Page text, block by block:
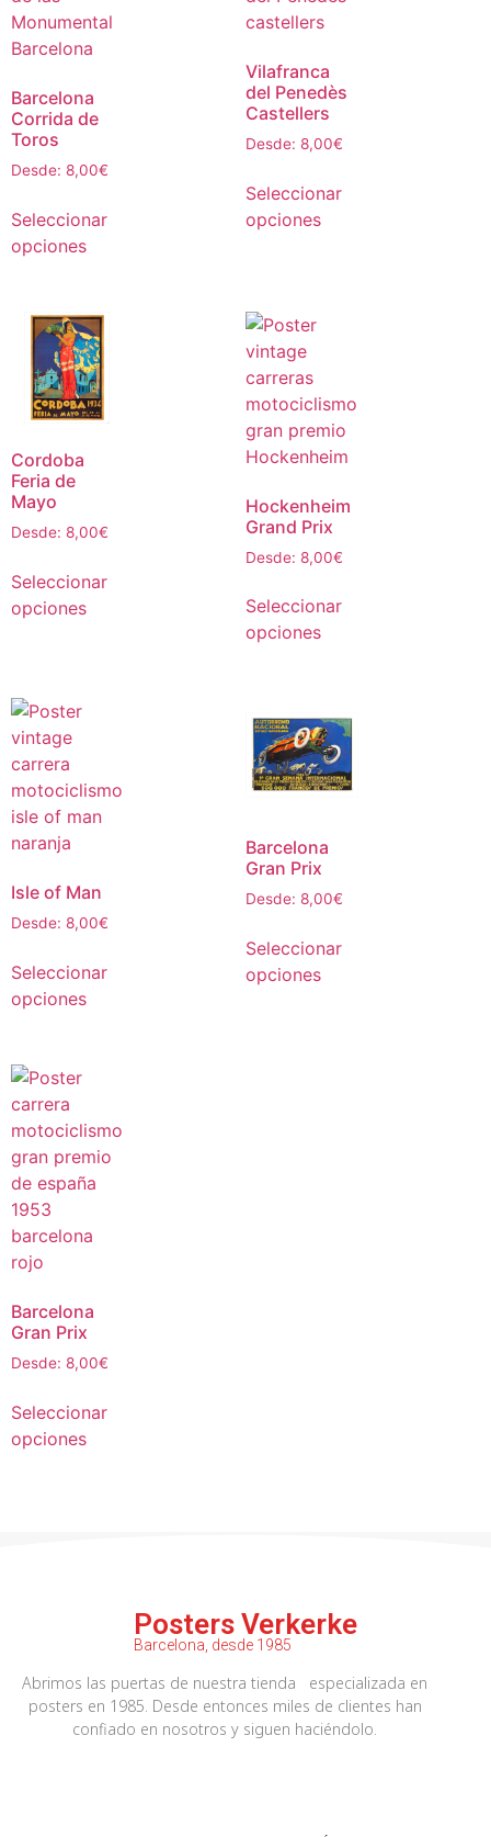
Barcelona
Corrida de
Toros
Desde: 8,00€
Seleccionar
opciones
Vilafranca
del Penedès
Castellers
Desde: 8,00€
Seleccionar
opciones
Cordoba
Feria de
Mayo
Desde: 8,00€
Seleccionar
opciones
Hockenheim
Grand Prix
Desde: 8,00€
Seleccionar
opciones
Isle of Man
Desde: 8,00€
Seleccionar
opciones
Barcelona
Gran Prix
Desde: 8,00€
Seleccionar
opciones
Barcelona
Gran Prix
Desde: 8,00€
Seleccionar
opciones
Posters Verkerke
Barcelona, desde 1985
Abrimos las puertas de nuestra tienda especializada en
posters en 1985. Desde entonces miles de clientes han
confiado en nosotros y siguen haciéndolo.